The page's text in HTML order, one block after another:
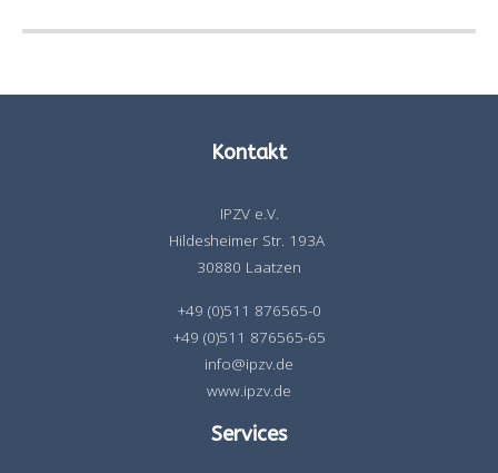
Kontakt
IPZV e.V.
Hildesheimer Str. 193A
30880 Laatzen
+49 (0)511 876565-0
+49 (0)511 876565-65
info@ipzv.de
www.ipzv.de
Services